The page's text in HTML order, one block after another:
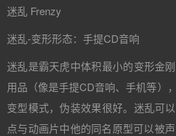
迷乱 Frenzy
迷乱-变形形态：手提CD音响
迷乱是霸天虎中体积最小的变形金
用品（像是手提CD音响、手机等）
变型模式，伪装效果很好。迷乱可
点与动画片中他的同名原型可以被